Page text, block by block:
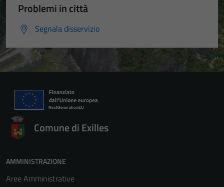
Problemi in città
Segnala disservizio
Comune di Exilles
AMMINISTRAZIONE
Aree Amministrative